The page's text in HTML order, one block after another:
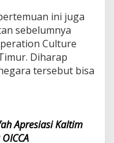
ini juga
sebelumnya
Culture
Diharap
tersebut bisa
Apresiasi Kaltim